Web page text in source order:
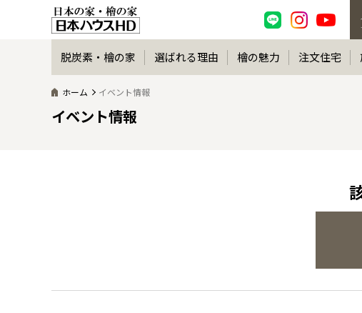
脱炭素・檜の家 選ばれる理由 檜の魅力 注文住宅
ホーム イベント情報
イベント情報